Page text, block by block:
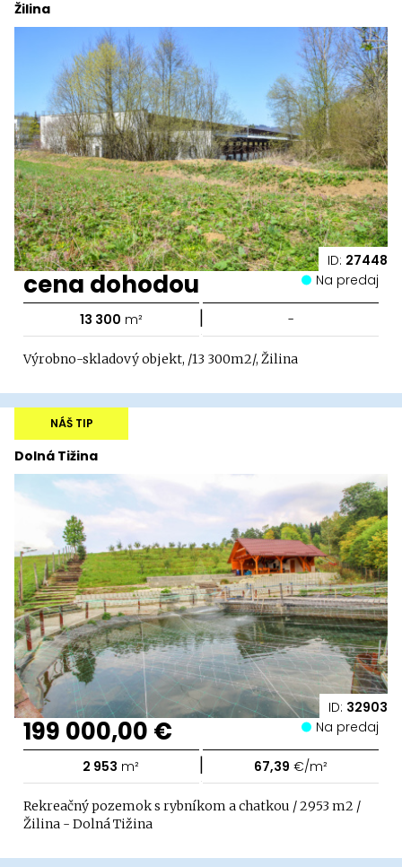
ID: 27448
Žilina
cena dohodou Na predaj
13 300 m² | -
Výrobno-skladový objekt, /13 300m2/, Žilina
ID: 32903
Dolná Tižina
NÁŠ TIP
199 000,00 € Na predaj
2 953 m² | 67,39 €/m²
Rekreačný pozemok s rybníkom a chatkou / 2953 m2 /
Žilina - Dolná Tižina